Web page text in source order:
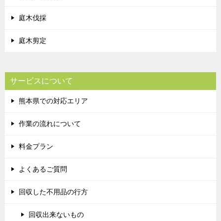
庭木伐採
庭木剪定
サービスについて
熊本県での対応エリア
作業の流れについて
料金プラン
よくあるご質問
回収した不用品の行方
回収出来ないもの